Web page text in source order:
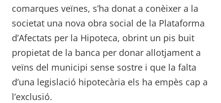
comarques veïnes, s’ha donat a conèixer a la
societat una nova obra social de la Plataforma
d’Afectats per la Hipoteca, obrint un pis buit
propietat de la banca per donar allotjament a
veïns del municipi sense sostre i que la falta
d’una legislació hipotecària els ha empès cap a
l’exclusió.